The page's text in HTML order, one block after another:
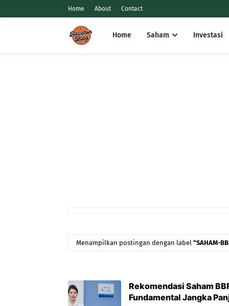
Home About Contact
Home Saham Investasi
Menampilkan postingan dengan label SAHAM-
Rekomendasi Saham
Fundamental Jangka